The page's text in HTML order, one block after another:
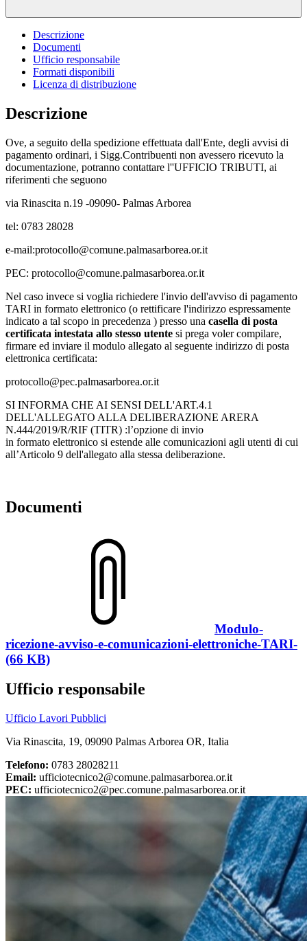
Descrizione
Documenti
Ufficio responsabile
Formati disponibili
Licenza di distribuzione
Descrizione
Ove, a seguito della spedizione effettuata dall'Ente, degli avvisi di
pagamento ordinari, i Sigg.Contribuenti non avessero ricevuto la
documentazione, potranno contattare l''UFFICIO TRIBUTI, ai
riferimenti che seguono
via Rinascita n.19 -09090- Palmas Arborea
tel: 0783 28028
e-mail:protocollo@comune.palmasarborea.or.it
PEC: protocollo@comune.palmasarborea.or.it
Nel caso invece si voglia richiedere l'invio dell'avviso di pagamento
TARI in formato elettronico (o rettificare l'indirizzo espressamente
indicato a tal scopo in precedenza ) presso una casella di posta
certificata intestata allo stesso utente si prega voler compilare,
firmare ed inviare il modulo allegato al seguente indirizzo di posta
elettronica certificata:
protocollo@pec.palmasarborea.or.it
SI INFORMA CHE AI SENSI DELL'ART.4.1
DELL'ALLEGATO ALLA DELIBERAZIONE ARERA
N.444/2019/R/RIF (TITR) :l’opzione di invio
in formato elettronico si estende alle comunicazioni agli utenti di cui
all’Articolo 9 dell'allegato alla stessa deliberazione.
Documenti
Modulo-
ricezione-avviso-e-comunicazioni-elettroniche-TARI-
(66 KB)
Ufficio responsabile
Ufficio Lavori Pubblici
Via Rinascita, 19, 09090 Palmas Arborea OR, Italia
Telefono: 0783 28028211
Email: ufficiotecnico2@comune.palmasarborea.or.it
PEC: ufficiotecnico2@pec.comune.palmasarborea.or.it